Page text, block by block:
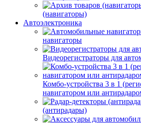
(навигаторы)
Автоэлектроника
навигаторы
Видеорегистраторы для
Комбо-устройства 3 в 1
навигатором или
(антирадары)